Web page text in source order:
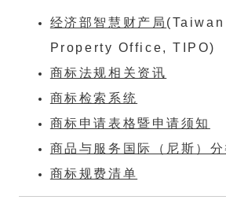
经济部智慧财产局
Property Office, TIPO)
商标法规相关资讯
商标检索系统
商标申请表格暨申请须知
商品与服务国际（尼斯）分
商标规费清单